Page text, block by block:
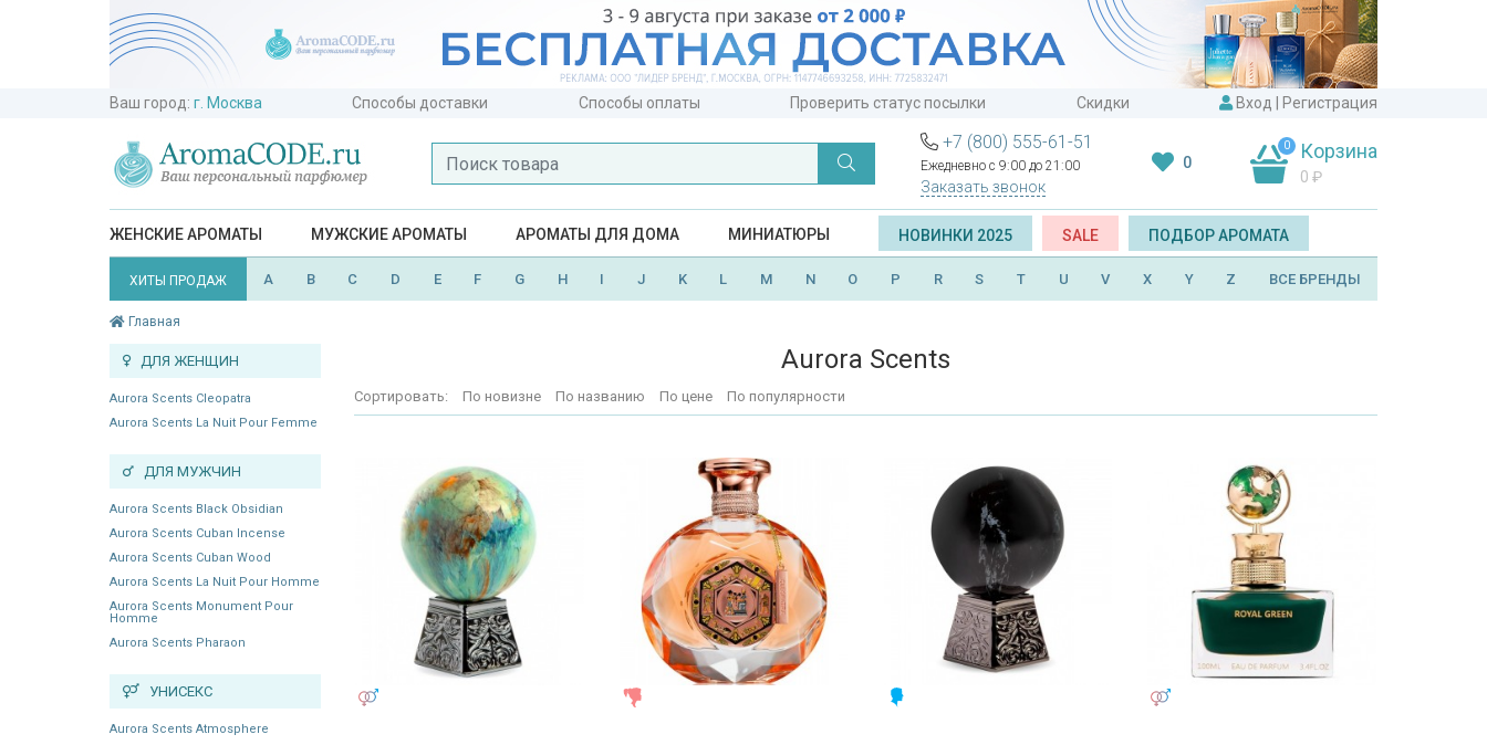
Ваш город: г. Москва Способы доставки Способы оплаты Проверить статус посылки Скидки Вход Регистрация
+7 (800) 555-61-51
Ежедневно с 9:00 до 21:00
Заказать звонок
0
0 Корзина
0 ₽
ЖЕНСКИЕ АРОМАТЫ МУЖСКИЕ АРОМАТЫ АРОМАТЫ ДЛЯ ДОМА МИНИАТЮРЫ НОВИНКИ 2025 SALE ПОДБОР АРОМАТА
ХИТЫ ПРОДАЖ A B C D E F G H I J K L M N O P R S T U V X Y Z ВСЕ БРЕНДЫ
Главная
ДЛЯ ЖЕНЩИН
Aurora Scents Cleopatra
Aurora Scents La Nuit Pour Femme
ДЛЯ МУЖЧИН
Aurora Scents Black Obsidian
Aurora Scents Cuban Incense
Aurora Scents Cuban Wood
Aurora Scents La Nuit Pour Homme
Aurora Scents Monument Pour
Homme
Aurora Scents Pharaon
УНИСЕКС
Aurora Scents Atmosphere
Aurora Scents
Сортировать: По новизне По названию По цене По популярности